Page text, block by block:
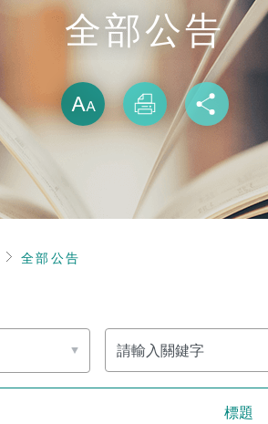
全部公告
放大
列印
全部公告
請
輸
入
關
鍵
標題